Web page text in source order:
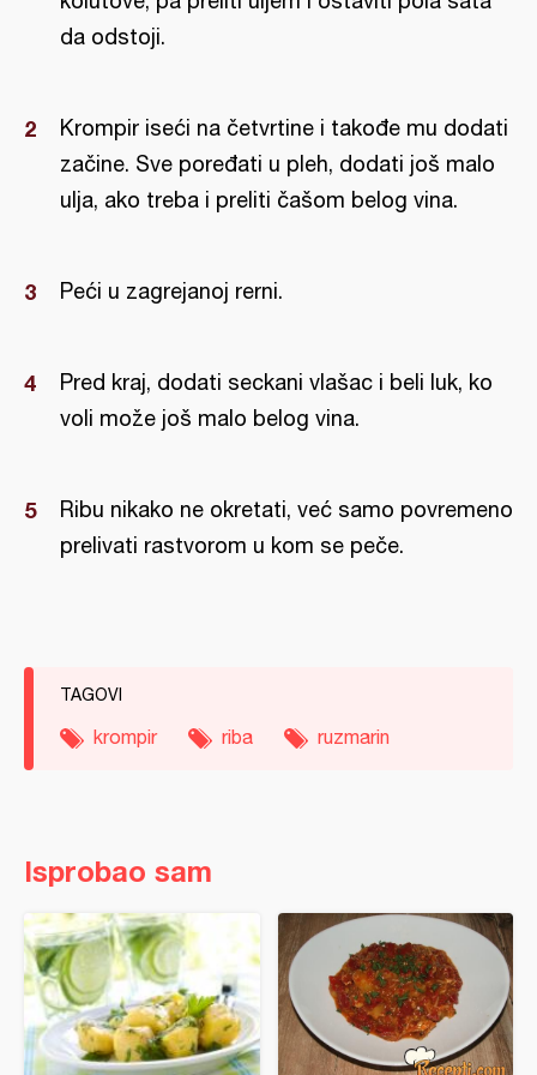
da odstoji.
Krompir iseći na četvrtine i takođe mu dodati
začine. Sve poređati u pleh, dodati još malo
ulja, ako treba i preliti čašom belog vina.
Peći u zagrejanoj rerni.
Pred kraj, dodati seckani vlašac i beli luk, ko
voli može još malo belog vina.
Ribu nikako ne okretati, već samo povremeno
prelivati rastvorom u kom se peče.
TAGOVI
krompir riba ruzmarin
Isprobao sam